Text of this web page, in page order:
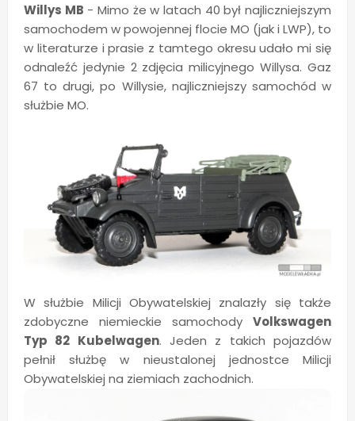
Willys MB - Mimo że w latach 40 był najliczniejszym
samochodem w powojennej flocie MO (jak i LWP), to
w literaturze i prasie z tamtego okresu udało mi się
odnaleźć jedynie 2 zdjęcia milicyjnego Willysa. Gaz
67 to drugi, po Willysie, najliczniejszy samochód w
służbie MO.
W służbie Milicji Obywatelskiej znalazły się także
zdobyczne niemieckie samochodyVolkswagen
Typ 82 Kubelwagen. Jeden z takich pojazdów
pełnił służbę w nieustalonej jednostce Milicji
Obywatelskiej na ziemiach zachodnich.